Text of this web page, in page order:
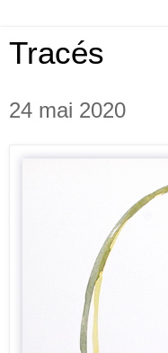
Tracés
24 mai 2020